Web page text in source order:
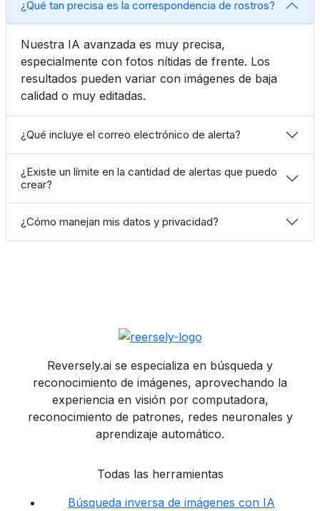
¿Qué tan precisa es la correspondencia de rostros?
Nuestra IA avanzada es muy precisa,
especialmente con fotos nítidas de frente. Los
resultados pueden variar con imágenes de baja
calidad o muy editadas.
¿Qué incluye el correo electrónico de alerta?
¿Existe un límite en la cantidad de alertas que puedo
crear?
¿Cómo manejan mis datos y privacidad?
Reversely.ai se especializa en búsqueda y
reconocimiento de imágenes, aprovechando la
experiencia en visión por computadora,
reconocimiento de patrones, redes neuronales y
aprendizaje automático.
Todas las herramientas
Búsqueda inversa de imágenes con IA